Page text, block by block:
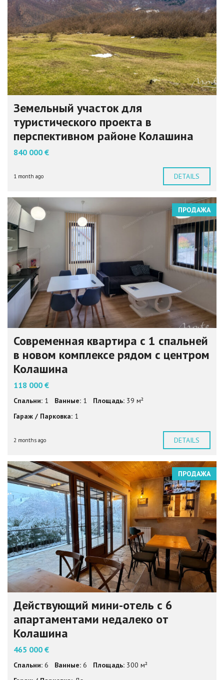
Земельный участок для
туристического проекта в
перспективном районе Колашина
840 000 €
1 month ago DETAILS
ПРОДАЖА
Современная квартира с 1 спальней
в новом комплексе рядом с центром
Колашина
118 000 €
Спальни: 1 Ванные: 1 Площадь: 39 м²
Гараж / Парковка: 1
2 months ago DETAILS
ПРОДАЖА
Действующий мини-отель с 6
апартаментами недалеко от
Колашина
465 000 €
Спальни: 6 Ванные: 6 Площадь: 300 м²